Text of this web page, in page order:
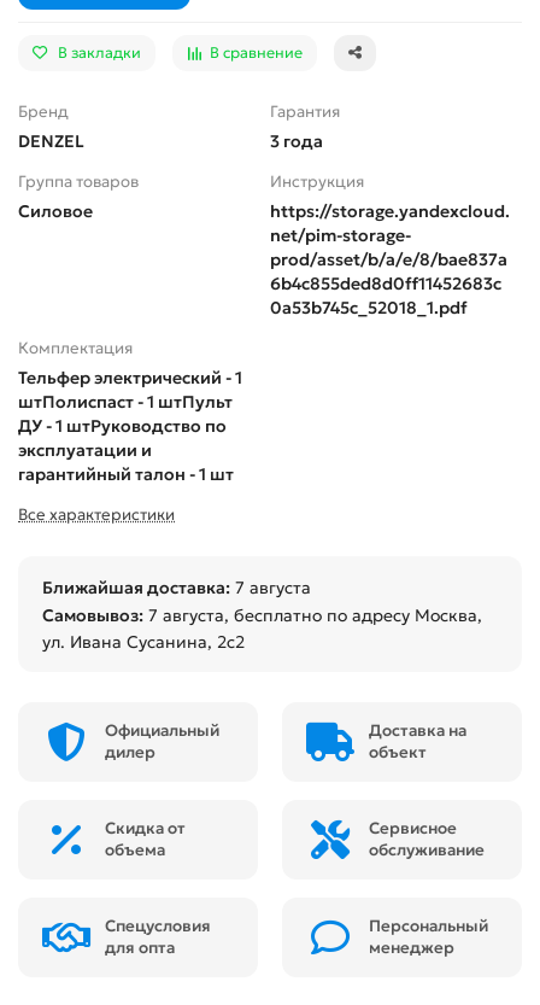
В закладки В сравнение
Бренд
DENZEL
Гарантия
3 года
Группа товаров
Силовое
Инструкция
https://storage.yandexcloud.
net/pim-storage-
prod/asset/b/a/e/8/bae837a
6b4c855ded8d0ff11452683c
0a53b745c_52018_1.pdf
Комплектация
Тельфер электрический - 1
штПолиспаст - 1 штПульт
ДУ - 1 штРуководство по
эксплуатации и
гарантийный талон - 1 шт
Все характеристики
Ближайшая доставка: 7 августа
Самовывоз: 7 августа, бесплатно по адресу Москва,
ул. Ивана Сусанина, 2с2
Официальный
дилер
Доставка на
объект
Скидка от
объема
Сервисное
обслуживание
Спецусловия
для опта
Персональный
менеджер